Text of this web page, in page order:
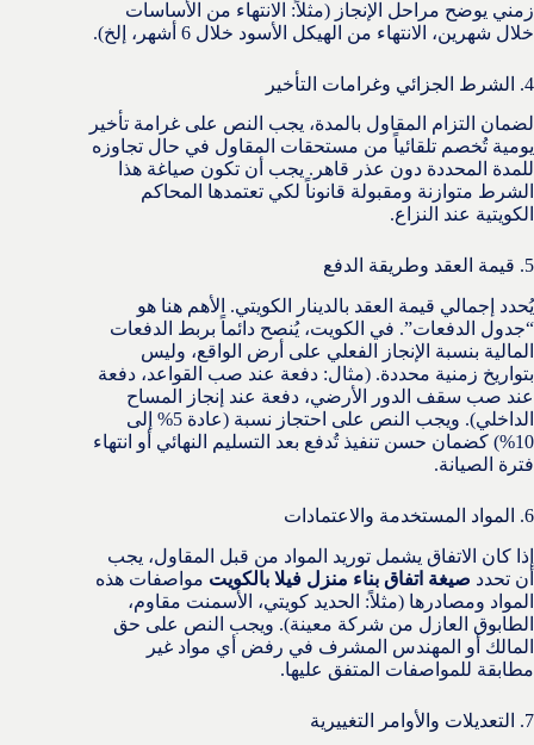
زمني يوضح مراحل الإنجاز (مثلاً: الانتهاء من الأساسات
خلال شهرين، الانتهاء من الهيكل الأسود خلال 6 أشهر، إلخ).
4. الشرط الجزائي وغرامات التأخير
لضمان التزام المقاول بالمدة، يجب النص على غرامة تأخير
يومية تُخصم تلقائياً من مستحقات المقاول في حال تجاوزه
للمدة المحددة دون عذر قاهر. يجب أن تكون صياغة هذا
الشرط متوازنة ومقبولة قانوناً لكي تعتمدها المحاكم
الكويتية عند النزاع.
5. قيمة العقد وطريقة الدفع
يُحدد إجمالي قيمة العقد بالدينار الكويتي. الأهم هنا هو
“جدول الدفعات”. في الكويت، يُنصح دائماً بربط الدفعات
المالية بنسبة الإنجاز الفعلي على أرض الواقع، وليس
بتواريخ زمنية محددة. (مثال: دفعة عند صب القواعد، دفعة
عند صب سقف الدور الأرضي، دفعة عند إنجاز المساح
الداخلي). ويجب النص على احتجاز نسبة (عادة 5% إلى
10%) كضمان حسن تنفيذ تُدفع بعد التسليم النهائي أو انتهاء
فترة الصيانة.
6. المواد المستخدمة والاعتمادات
إذا كان الاتفاق يشمل توريد المواد من قبل المقاول، يجب
أن تحدد صيغة اتفاق بناء منزل فيلا بالكويت مواصفات هذه
المواد ومصادرها (مثلاً: الحديد كويتي، الأسمنت مقاوم،
الطابوق العازل من شركة معينة). ويجب النص على حق
المالك أو المهندس المشرف في رفض أي مواد غير
مطابقة للمواصفات المتفق عليها.
7. التعديلات والأوامر التغييرية